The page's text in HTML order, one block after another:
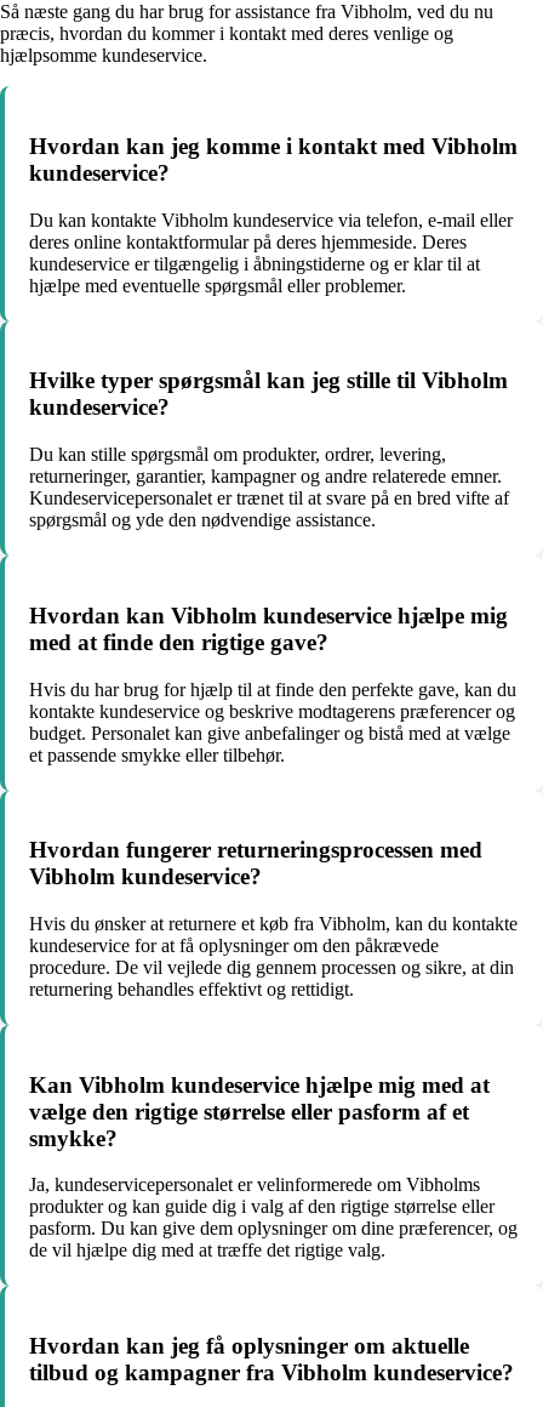
Så næste gang du har brug for assistance fra Vibholm, ved du nu
præcis, hvordan du kommer i kontakt med deres venlige og
hjælpsomme kundeservice.
Hvordan kan jeg komme i kontakt med Vibholm
kundeservice?
Du kan kontakte Vibholm kundeservice via telefon, e-mail eller
deres online kontaktformular på deres hjemmeside. Deres
kundeservice er tilgængelig i åbningstiderne og er klar til at
hjælpe med eventuelle spørgsmål eller problemer.
Hvilke typer spørgsmål kan jeg stille til Vibholm
kundeservice?
Du kan stille spørgsmål om produkter, ordrer, levering,
returneringer, garantier, kampagner og andre relaterede emner.
Kundeservicepersonalet er trænet til at svare på en bred vifte af
spørgsmål og yde den nødvendige assistance.
Hvordan kan Vibholm kundeservice hjælpe mig
med at finde den rigtige gave?
Hvis du har brug for hjælp til at finde den perfekte gave, kan du
kontakte kundeservice og beskrive modtagerens præferencer og
budget. Personalet kan give anbefalinger og bistå med at vælge
et passende smykke eller tilbehør.
Hvordan fungerer returneringsprocessen med
Vibholm kundeservice?
Hvis du ønsker at returnere et køb fra Vibholm, kan du kontakte
kundeservice for at få oplysninger om den påkrævede
procedure. De vil vejlede dig gennem processen og sikre, at din
returnering behandles effektivt og rettidigt.
Kan Vibholm kundeservice hjælpe mig med at
vælge den rigtige størrelse eller pasform af et
smykke?
Ja, kundeservicepersonalet er velinformerede om Vibholms
produkter og kan guide dig i valg af den rigtige størrelse eller
pasform. Du kan give dem oplysninger om dine præferencer, og
de vil hjælpe dig med at træffe det rigtige valg.
Hvordan kan jeg få oplysninger om aktuelle
tilbud og kampagner fra Vibholm kundeservice?